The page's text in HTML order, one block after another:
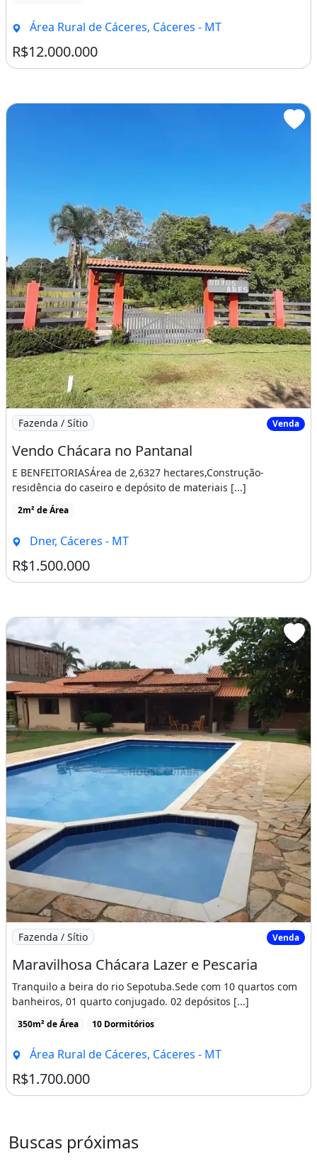
Área Rural de Cáceres, Cáceres - MT
R$12.000.000
Imagem: Vendo Chácara no Pantanal
Fazenda / Sítio Venda
Vendo Chácara no Pantanal
E BENFEITORIASÁrea de 2,6327 hectares,Construção-
residência do caseiro e depósito de materiais [...]
2m² de Área
Dner, Cáceres - MT
R$1.500.000
Imagem: Maravilhosa Chácara Lazer e Pescaria
Fazenda / Sítio Venda
Maravilhosa Chácara Lazer e Pescaria
Tranquilo a beira do rio Sepotuba.Sede com 10 quartos com
banheiros, 01 quarto conjugado. 02 depósitos [...]
350m² de Área 10 Dormitórios
Área Rural de Cáceres, Cáceres - MT
R$1.700.000
Buscas próximas